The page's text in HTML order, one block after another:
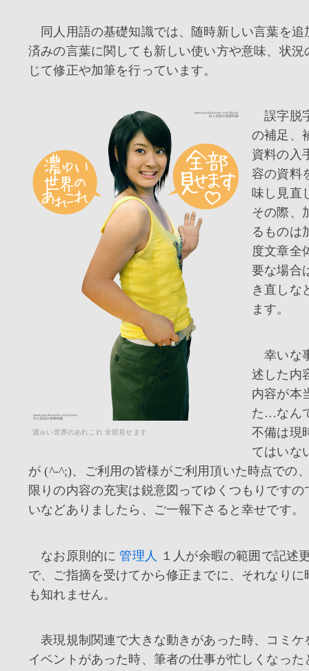
同人用語の基礎知識では、随時新しい言葉を追
済みの言葉に関しても新しい使い方や意味、状況
じて修正や加筆を行っています。
濃ゅい世界のあれこれ 全部見せます
誤字脱
の補足、
資料の入
容の資料
味し見
その際、
るものは
度文章全
要な場合
き直しな
ます。
幸いな
述した内
内容が本
た…なん
不備は現
てはいな
が (^-^;)、
ご利用の皆様がご利用頂いた時点での
限りの内容の充実は鋭意図ってゆくつもりですの
いなどありましたら、ご一報下さると幸せです。
なお原則的に管理人
１人が余暇の範囲で記述
で、ご指摘を受けてから修正までに、それなりに
も知れません。
表現規制関連で大きな動きがあった時、コミケ
イベントがあった時、筆者の仕事が忙しくなった